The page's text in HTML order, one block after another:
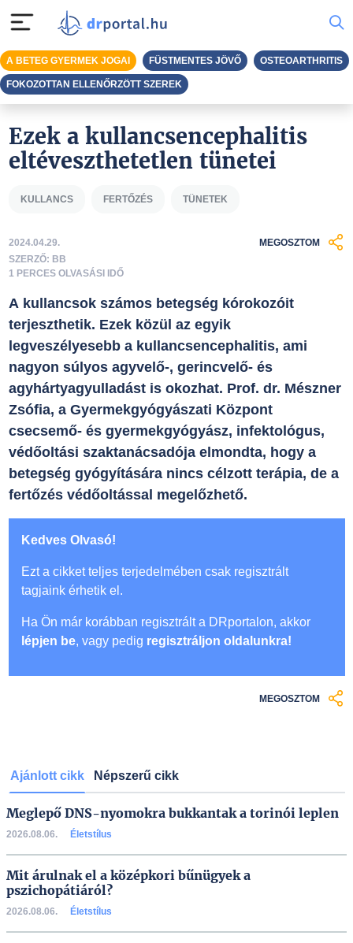
Ezek a kullancsencephalitis
eltéveszthetetlen tünetei
KULLANCS FERTŐZÉS TÜNETEK
2024.04.29.
SZERZŐ: BB
1 PERCES OLVASÁSI IDŐ
MEGOSZTOM
A kullancsok számos betegség kórokozóit
terjeszthetik. Ezek közül az egyik
legveszélyesebb a kullancsencephalitis, ami
nagyon súlyos agyvelő-, gerincvelő- és
agyhártyagyulladást is okozhat. Prof. dr. Mészner
Zsófia, a Gyermekgyógyászati Központ
csecsemő- és gyermekgyógyász, infektológus,
védőoltási szaktanácsadója elmondta, hogy a
betegség gyógyítására nincs célzott terápia, de a
fertőzés védőoltással megelőzhető.
Kedves Olvasó!
Ezt a cikket teljes terjedelmében csak regisztrált
tagjaink érhetik el.
Ha Ön már korábban regisztrált a DRportalon, akkor
lépjen be, vagy pedig regisztráljon oldalunkra!
MEGOSZTOM
Ajánlott cikk Népszerű cikk
Meglepő DNS-nyomokra bukkantak a torinói leplen
2026.08.06. Életstílus
Mit árulnak el a középkori bűnügyek a
pszichopátiáról?
2026.08.06. Életstílus
A BETEG GYERMEK JOGAI FÜSTMENTES JÖVŐ OSTEOARTHRITIS
FOKOZOTTAN ELLENŐRZÖTT SZEREK